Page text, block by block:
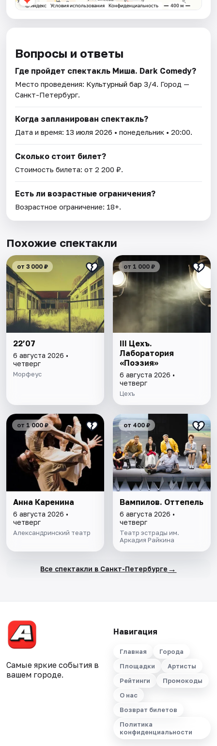
Вопросы и ответы
Где пройдет спектакль Миша. Dark Comedy?
Место проведения: Культурный бар 3/4. Город —
Санкт-Петербург.
Когда запланирован спектакль?
Дата и время: 13 июля 2026 • понедельник • 20:00.
Сколько стоит билет?
Стоимость билета: от 2 200 ₽.
Есть ли возрастные ограничения?
Возрастное ограничение: 18+.
Похожие спектакли
от 3 000 ₽
22’07
6 августа 2026 •
четверг
Морфеус
от 1 000 ₽
III Цехъ.
Лаборатория
«Поэзия»
6 августа 2026 •
четверг
Цехъ
от 1 000 ₽
Анна Каренина
6 августа 2026 •
четверг
Александринский театр
от 400 ₽
Вампилов. Оттепель
6 августа 2026 •
четверг
Театр эстрады им.
Аркадия Райкина
Все спектакли в Санкт-Петербурге →
Самые яркие события в
вашем городе.
Навигация
Главная
Города
Площадки
Артисты
Рейтинги
Промокоды
О нас
Возврат билетов
Политика
конфиденциальности